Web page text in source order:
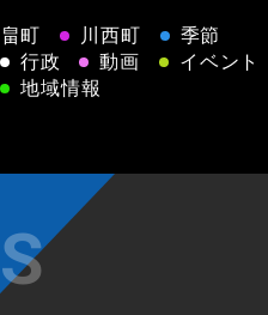
町 川西町
季節
行政 動画
イベント
地域情報